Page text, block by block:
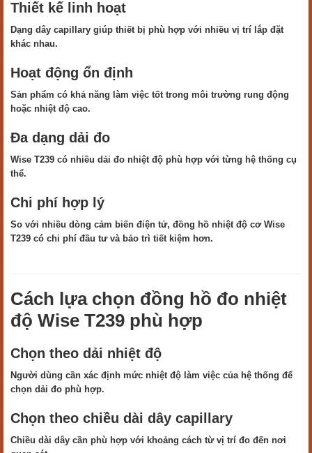
Thiết kế linh hoạt
Dạng dây capillary giúp thiết bị phù hợp với nhiều vị trí lắp đặt
khác nhau.
Hoạt động ổn định
Sản phẩm có khả năng làm việc tốt trong môi trường rung động
hoặc nhiệt độ cao.
Đa dạng dải đo
Wise T239 có nhiều dải đo nhiệt độ phù hợp với từng hệ thống cụ
thể.
Chi phí hợp lý
So với nhiều dòng cảm biến điện tử, đồng hồ nhiệt độ cơ Wise
T239 có chi phí đầu tư và bảo trì tiết kiệm hơn.
Cách lựa chọn đồng hồ đo nhiệt
độ Wise T239 phù hợp
Chọn theo dải nhiệt độ
Người dùng cần xác định mức nhiệt độ làm việc của hệ thống để
chọn dải đo phù hợp.
Chọn theo chiều dài dây capillary
Chiều dài dây cần phù hợp với khoảng cách từ vị trí đo đến nơi